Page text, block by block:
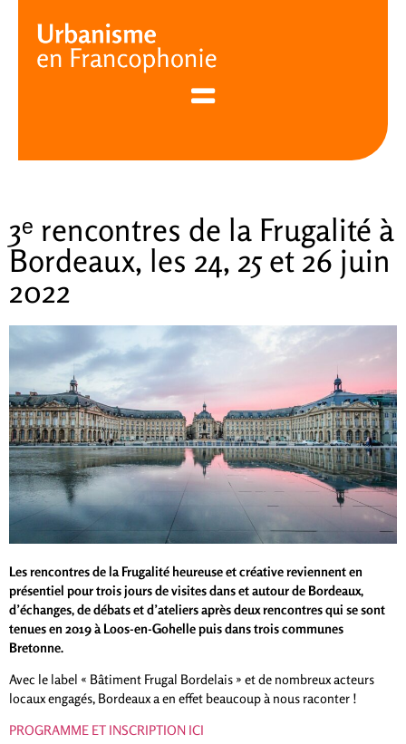
3ᵉ rencontres de la Frugalité à
Bordeaux, les 24, 25 et 26 juin
2022
Les rencontres de la Frugalité heureuse et créative reviennent en
présentiel pour trois jours de visites dans et autour de Bordeaux,
d’échanges, de débats et d’ateliers après deux rencontres qui se sont
tenues en 2019 à Loos-en-Gohelle puis dans trois communes
Bretonne.
Avec le label « Bâtiment Frugal Bordelais » et de nombreux acteurs
locaux engagés, Bordeaux a en effet beaucoup à nous raconter !
PROGRAMME ET INSCRIPTION ICI